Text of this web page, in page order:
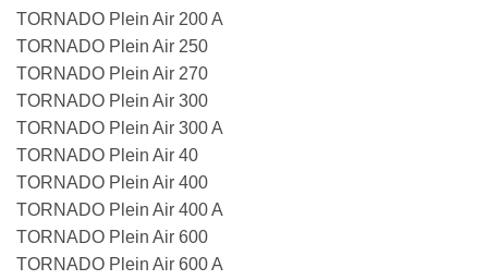
TORNADO Plein Air 200 A
TORNADO Plein Air 250
TORNADO Plein Air 270
TORNADO Plein Air 300
TORNADO Plein Air 300 A
TORNADO Plein Air 40
TORNADO Plein Air 400
TORNADO Plein Air 400 A
TORNADO Plein Air 600
TORNADO Plein Air 600 A